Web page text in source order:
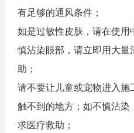
有足够的通风条件；
如是过敏性皮肤，请在使用
慎沾染眼部，请立即用大量
助；
请不要让儿童或宠物进入
触不到的地方；如不慎沾
求医疗救助；